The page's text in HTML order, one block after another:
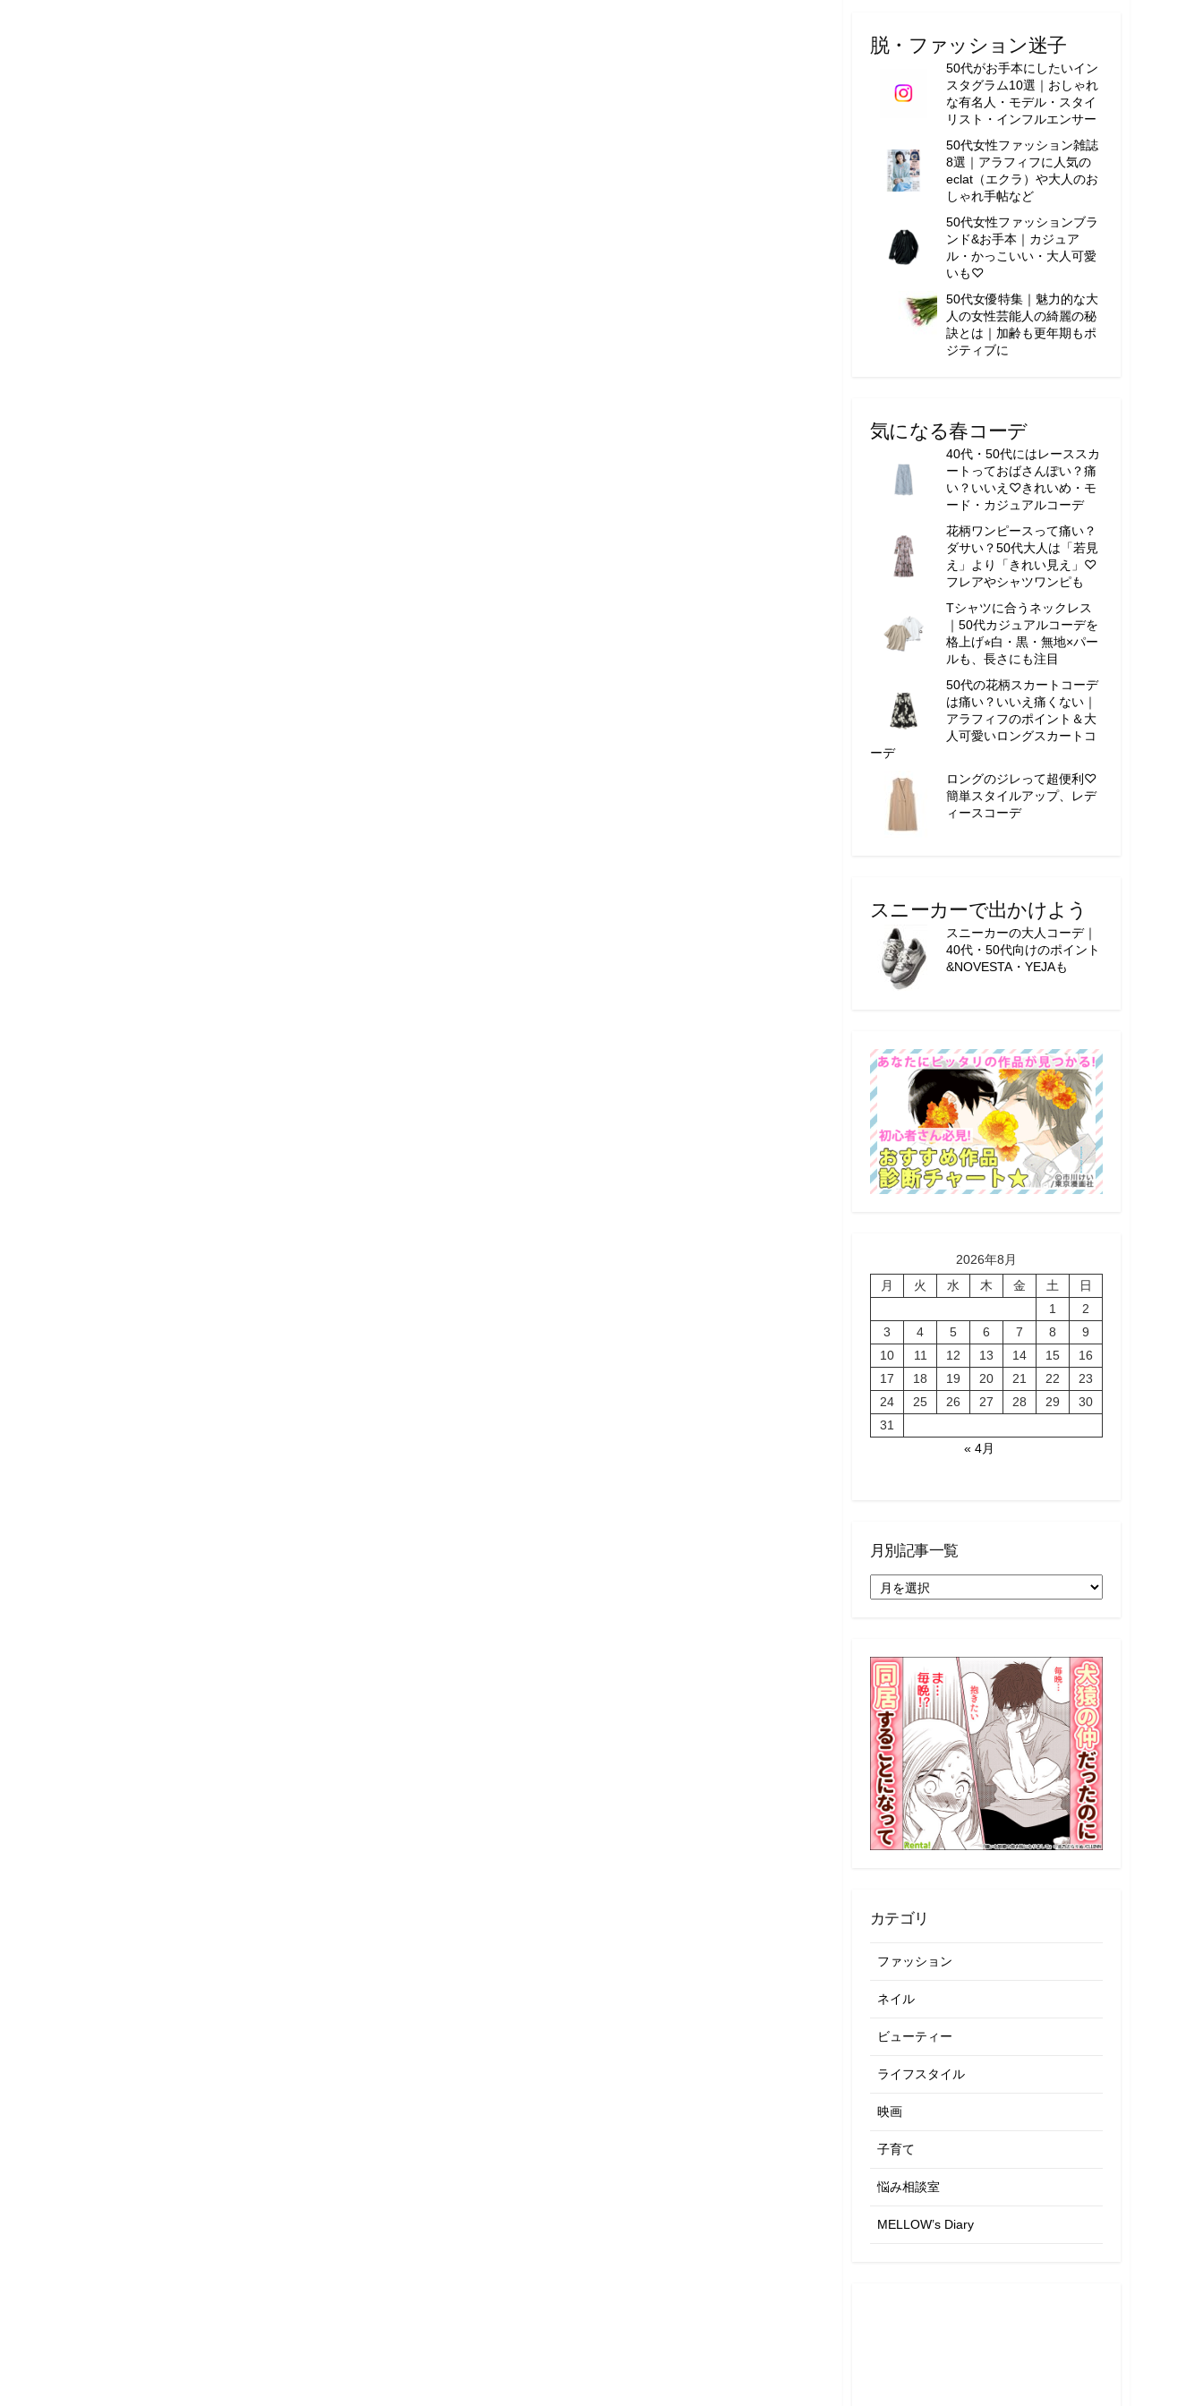
脱・ファッション迷子
50代がお手本にしたいイン
スタグラム10選｜おしゃれ
な有名人・モデル・スタイ
リスト・インフルエンサー
50代女性ファッション雑誌
8選｜アラフィフに人気の
eclat（エクラ）や大人のお
しゃれ手帖など
50代女性ファッションブラ
ンド&お手本｜カジュア
ル・かっこいい・大人可愛
いも♡
50代女優特集｜魅力的な大
人の女性芸能人の綺麗の秘
訣とは｜加齢も更年期もポ
ジティブに
気になる春コーデ
40代・50代にはレーススカ
ートっておばさんぽい？痛
い？いいえ♡きれいめ・モ
ード・カジュアルコーデ
花柄ワンピースって痛い？
ダサい？50代大人は「若見
え」より「きれい見え」♡
フレアやシャツワンピも
Tシャツに合うネックレス
｜50代カジュアルコーデを
格上げ⭐︎白・黒・無地×パー
ルも、長さにも注目
50代の花柄スカートコーデ
は痛い？いいえ痛くない｜
アラフィフのポイント＆大
人可愛いロングスカートコ
ーデ
ロングのジレって超便利♡
簡単スタイルアップ、レデ
ィースコーデ
スニーカーで出かけよう
スニーカーの大人コーデ｜
40代・50代向けのポイント
&NOVESTA・YEJAも
2026年8月
月
火 水 木 金 土
日
1
2
3
4 5 6 7 8
9
10
11 12 13 14 15
16
17
18 19 20 21 22
23
24
25 26 27 28 29
30
31
« 4月
月別記事一覧
別
覧
カテゴリ
ファッション
ネイル
ビューティー
ライフスタイル
映画
子育て
悩み相談室
MELLOW’s Diary